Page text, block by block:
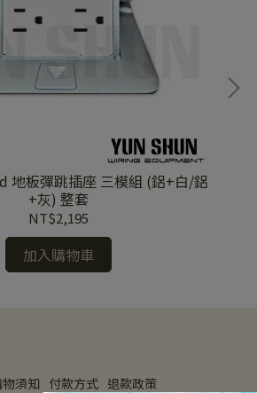
地板彈跳插座 三模組 (鋁+白/鋁
+灰) 整套
NT$2,195
加入購物車
物須知 付款方式 退款政策